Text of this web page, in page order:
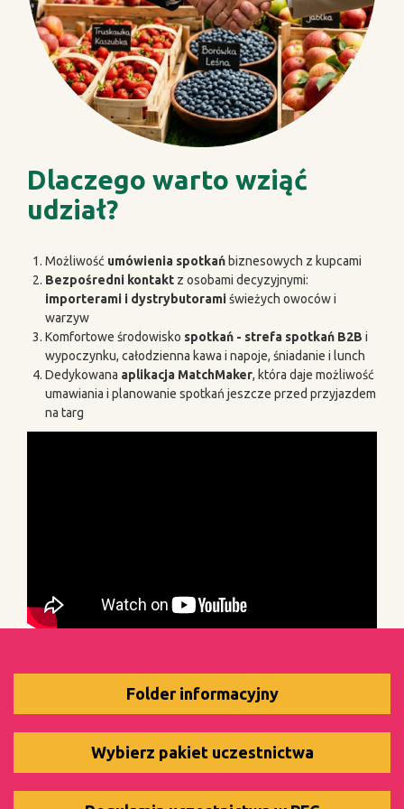
Dlaczego warto wziąć
udział?
Możliwość umówienia spotkań biznesowych z kupcami
Bezpośredni kontakt z osobami decyzyjnymi:
importerami i dystrybutoramiświeżych owoców i
warzyw
Komfortowe środowisko spotkań - strefa spotkań B2B i
wypoczynku, całodzienna kawa i napoje, śniadanie i lunch
Dedykowana aplikacja MatchMaker, która daje możliwość
umawiania i planowanie spotkań jeszcze przed przyjazdem
na targ
Folder informacyjny
Wybierz pakiet uczestnictwa